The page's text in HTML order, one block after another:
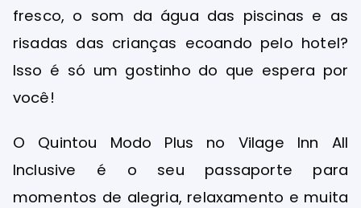
fresco, o som da água das piscinas e as
risadas das crianças ecoando pelo hotel?
Isso é só um gostinho do que espera por
você!
O Quintou Modo Plus no Vilage Inn All
Inclusive é o seu passaporte para
momentos de alegria, relaxamento e muita